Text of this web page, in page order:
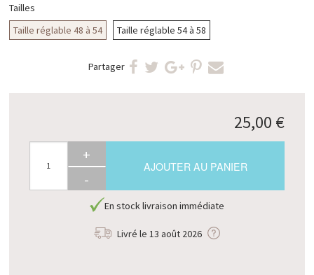
Tailles
Taille réglable 48 à 54
Taille réglable 54 à 58
Partager
25,00 €
+
-
AJOUTER AU PANIER
En stock livraison immédiate
Livré le 13 août 2026